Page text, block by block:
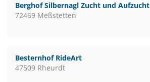
Berghof Silbernagl Zucht und Aufzucht
72469 Meßstetten
Besternhof RideArt
47509 Rheurdt